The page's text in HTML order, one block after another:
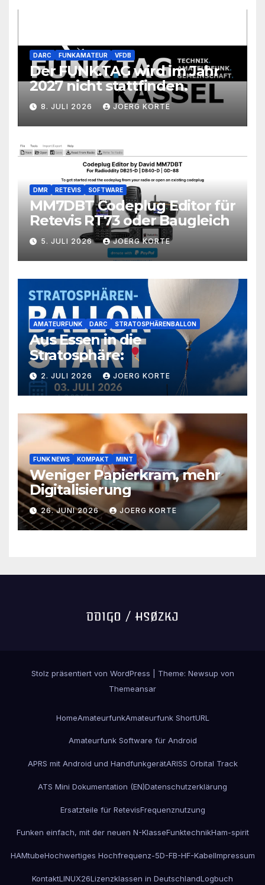
DARC FUNKAMATEUR VFDB
Der FUNK.TAG wird im Jahr
2027 nicht stattfinden.
8. JULI 2026 JOERG KORTE
DMR RETEVIS SOFTWARE
MM7DBT Codeplug Editor für
Retevis RT73 oder Baugleich
5. JULI 2026 JOERG KORTE
AMATEURFUNK DARC STRATOSPHÄRENBALLON
Aus Essen in die
Stratosphäre:
2. JULI 2026 JOERG KORTE
FUNK NEWS KOMPAKT MINT
Weniger Papierkram, mehr
Digitalisierung
26. JUNI 2026 JOERG KORTE
Stolz präsentiert von WordPress Theme: Newsup von
Themeansar
HomeAmateurfunkAmateurfunk ShortURL
Amateurfunk Software für Android
APRS mit Android und HandfunkgerätARISS Orbital Track
ATS Mini Dokumentation (EN)Datenschutzerklärung
Ersatzteile für RetevisFrequenznutzung
Funken einfach, mit der neuen N-KlasseFunktechnikHam-spirit
HAMtubeHochwertiges Hochfrequenz-5D-FB-HF-KabelImpressum
KontaktLINUX26Lizenzklassen in DeutschlandLogbuch